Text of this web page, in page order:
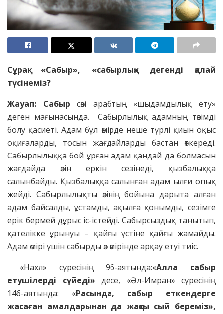
Сұрақ: «Сабыр», «сабырлық» дегенді қалай
түсінеміз?
Жауап: Сабырсөзі арабтың «шыдамдылық ету»
деген мағынасында. Сабырлылық адамның төзімді
болу қасиеті. Адам бұл өмірде неше түрлі қиын оқыс
оқиғаларды, тосын жағдайларды бастан өткереді.
Сабырлылыққа бой ұрған адам қандай да болмасын
жағдайда өзін еркін сезінеді, қызбалыққа
салынбайды. Қызбалыққа салынған адам ылғи опық
жейді. Сабырлылықты өзінің бойына дарыта алған
адам байсалды, ұстамды, ақылға қонымды, сезімге
ерік бермей дұрыс іс-істейді. Сабырсыздық танытып,
қате­лікке ұрынуы – қайғы үстіне қайғы жа­майды.
Адам өмірі үшін сабырды өз өмірінде арқау етуі тиіс.
«Нахл» сүресінің 96-аятында:«Алла сабыр
етушілерді сүйеді» десе, «Әл-Имран» сүресінің
146-аятында: «Расында, сабыр еткендерге
жасаған амалдарынан да жақсы сый береміз»,